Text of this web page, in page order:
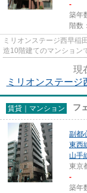
-
築年
階数
ミリオンステージ西早稲
造10階建てのマンション
現
ミリオンステー
賃貸｜マンション フ
副都
東西
山手
東京
-
築年